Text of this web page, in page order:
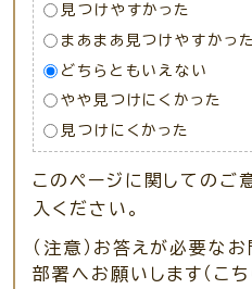
見つけやすかった
まあまあ見つけやすかった
どちらともいえない
やや見つけにくかった
見つけにくかった
このページに関してのご
入ください。
（注意）お答えが必要な
部署へお願いします（こ